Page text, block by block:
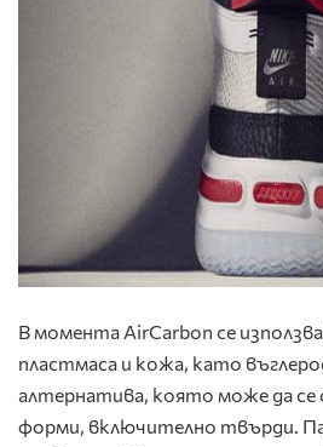
В момента AirCarbon се
пластмаса и кожа, като
алтернатива, която може да се
форми, включително твърди.